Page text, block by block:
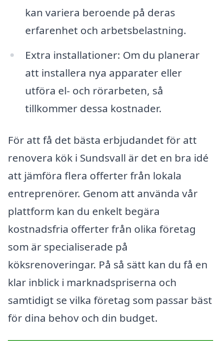
kan variera beroende på deras
erfarenhet och arbetsbelastning.
Extra installationer: Om du planerar
att installera nya apparater eller
utföra el- och rörarbeten, så
tillkommer dessa kostnader.
För att få det bästa erbjudandet för att
renovera kök i Sundsvall är det en bra idé
att jämföra flera offerter från lokala
entreprenörer. Genom att använda vår
plattform kan du enkelt begära
kostnadsfria offerter från olika företag
som är specialiserade på
köksrenoveringar. På så sätt kan du få en
klar inblick i marknadspriserna och
samtidigt se vilka företag som passar bäst
för dina behov och din budget.